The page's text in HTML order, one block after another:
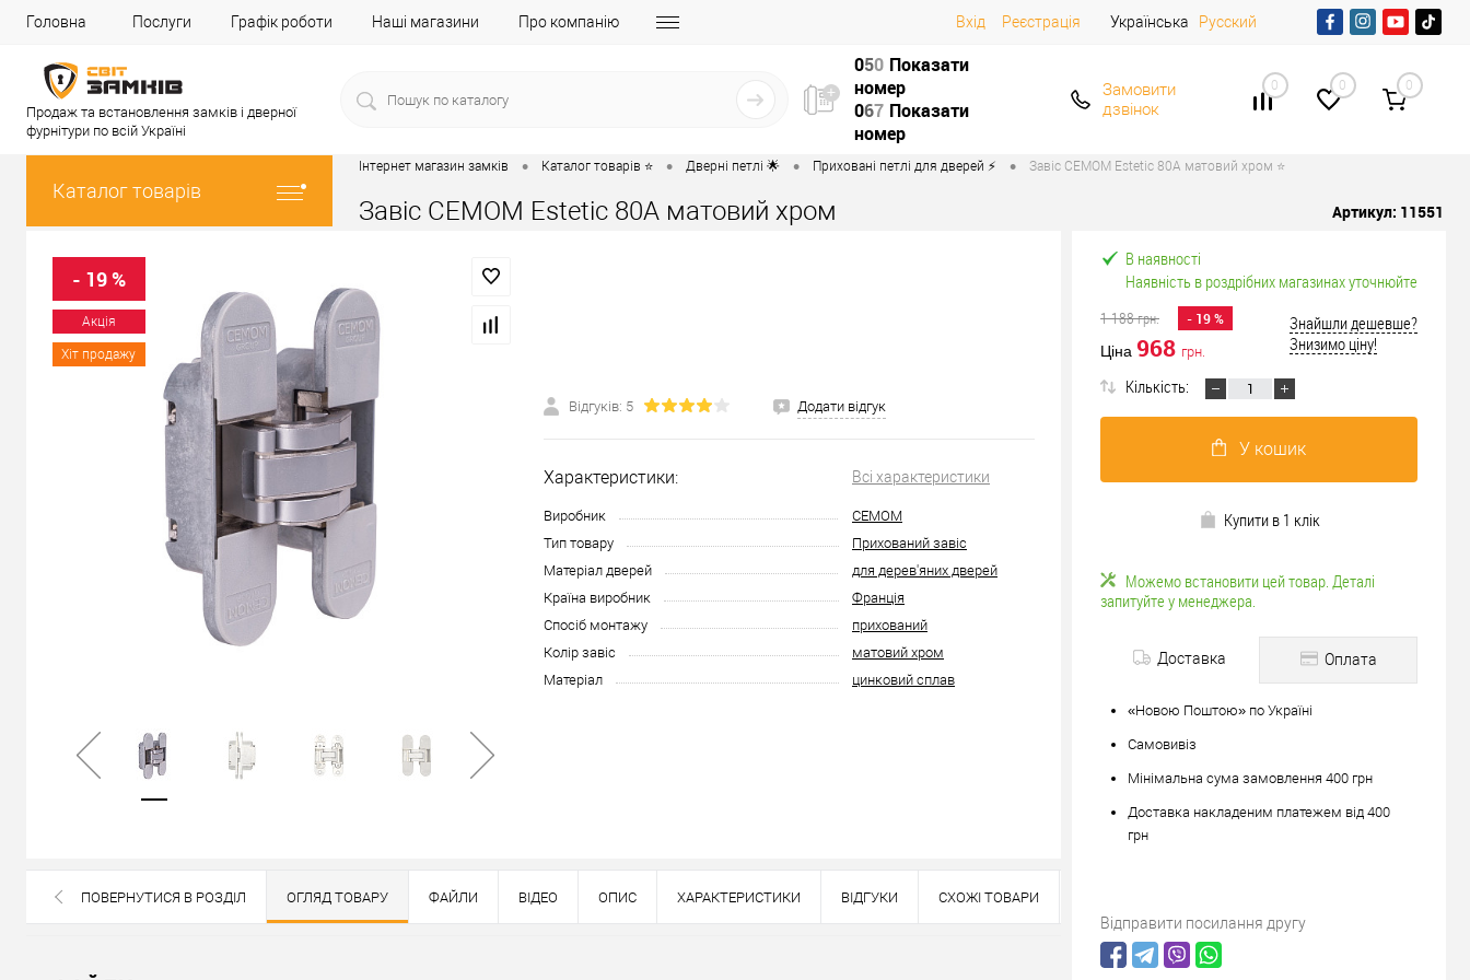
Головна Послуги Графік роботи Наші магазини Про компанію Вхід Реєстрація Українська Русский
Продаж та встановлення замків і дверної
фурнітури по всій Україні
050 Показати
номер
067 Показати
номер
Замовити
дзвінок
0 0 0
Каталог товарів
Інтернет магазин замків • Каталог товарів ⭐ • Дверні петлі 🌟 • Приховані петлі для дверей ⚡️ • Завіс CEMOM Estetic 80A матовий хром ⭐
Завіс CEMOM Estetic 80A матовий хром Артикул: 11551
- 19 %
Акція
Хіт продажу
Відгуків: 5 Додати відгук
Характеристики: Всі характеристики
Виробник
CEMOM
Тип товару
Прихований завіс
Матеріал дверей
для дерев'яних дверей
Країна виробник
Франція
Спосіб монтажу
прихований
Колір завіс
матовий хром
Матеріал
цинковий сплав
В наявності
Наявність в роздрібних магазинах уточнюйте
ПОВЕРНУТИСЯ В РОЗДІЛ ОГЛЯД ТОВАРУ ФАЙЛИ ВІДЕО ОПИС ХАРАКТЕРИСТИКИ ВІДГУКИ СХОЖІ ТОВАРИ
В наявності
Наявність в роздрібних магазинах уточнюйте
1 188грн.
- 19 %
Ціна 968 грн.
Знайшли дешевше?
Знизимо ціну!
Кількість:
У кошик
Купити в 1 клік
Можемо встановити цей товар. Деталі
запитуйте у менеджера.
Доставка Оплата
«Новою Поштою» по Україні
Самовивіз
Мінімальна сума замовлення 400 грн
Доставка накладеним платежем від 400
грн
Відправити посилання другу